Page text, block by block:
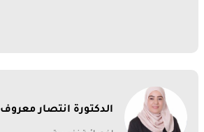
الدكتورة انتصار معروف